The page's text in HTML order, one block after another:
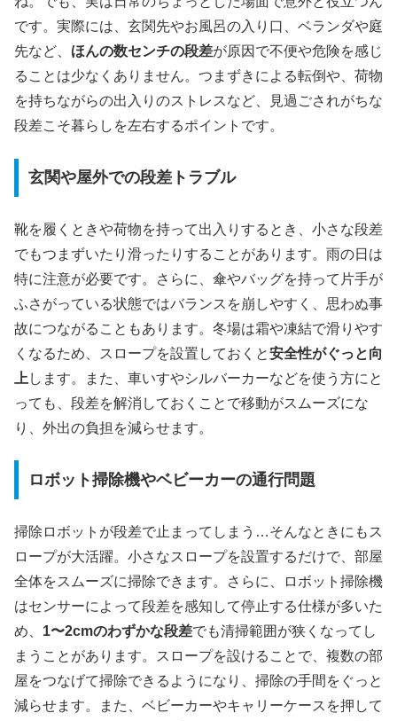
です。実際には、玄関先やお風呂の入り口、ベランダや庭
先など、 ほんの数センチの段差が原因で不便や危険を感じ
ることは少なくありません。つまずきによる転倒や、荷物
を持ちながらの出入りのストレスなど、見過ごされがちな
段差こそ暮らしを左右するポイントです。
玄関や屋外での段差トラブル
靴を履くときや荷物を持って出入りするとき、小さな段差
でもつまずいたり滑ったりすることがあります。雨の日は
特に注意が必要です。さらに、傘やバッグを持って片手が
ふさがっている状態ではバランスを崩しやすく、思わぬ事
故につながることもあります。冬場は霜や凍結で滑りやす
くなるため、スロープを設置しておくと安全性がぐっと向
上 します。また、車いすやシルバーカーなどを使う方にと
っても、段差を解消しておくことで移動がスムーズにな
り、外出の負担を減らせます。
ロボット掃除機やベビーカーの通行問題
掃除ロボットが段差で止まってしまう…そんなときにもス
ロープが大活躍。小さなスロープを設置するだけで、部屋
全体をスムーズに掃除できます。さらに、ロボット掃除機
はセンサーによって段差を感知して停止する仕様が多いた
め、 1〜2cmのわずかな段差でも清掃範囲が狭くなってし
まうことがあります。スロープを設けることで、複数の部
屋をつなげて掃除できるようになり、掃除の手間をぐっと
減らせます。また、ベビーカーやキャリーケースを押して